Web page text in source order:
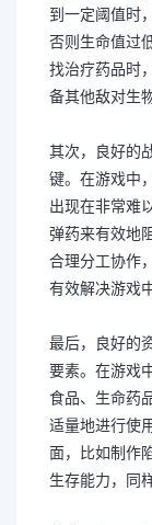
到一定阈值时
否则生命值过
找治疗药品时
备其他敌对生
其次，良好的
键。在游戏中
出现在非常难
弹药来有效地
合理分工协作
有效解决游戏
最后，良好的
要素。在游戏
食品、生命药
适量地进行使
面，比如制作
生存能力，同